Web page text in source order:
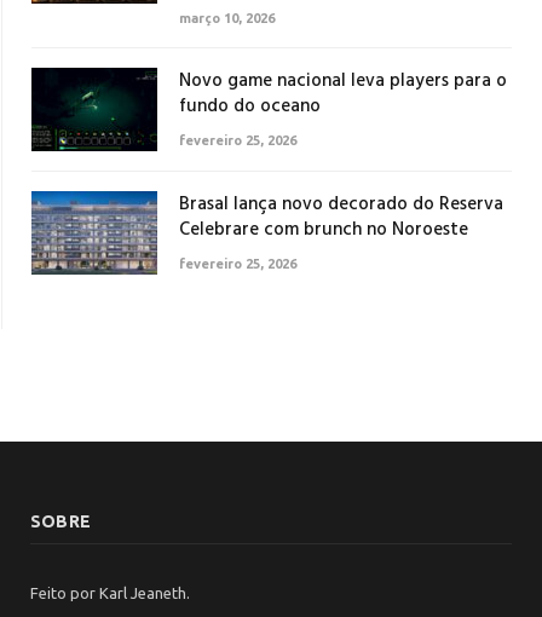
março 10, 2026
Novo game nacional leva players para o
fundo do oceano
fevereiro 25, 2026
Brasal lança novo decorado do Reserva
Celebrare com brunch no Noroeste
fevereiro 25, 2026
SOBRE
Feito por Karl Jeaneth.